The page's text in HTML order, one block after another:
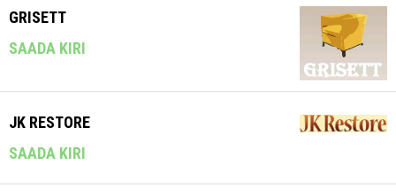
GRISETT
SAADA KIRI
JK RESTORE
SAADA KIRI